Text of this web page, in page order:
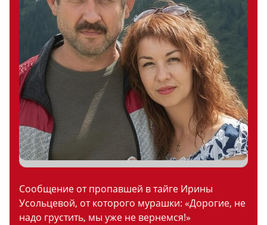
Сообщение от пропавшей в тайге Ирины
Усольцевой, от которого мурашки: «Дорогие, не
надо грустить, мы уже не вернемся!»